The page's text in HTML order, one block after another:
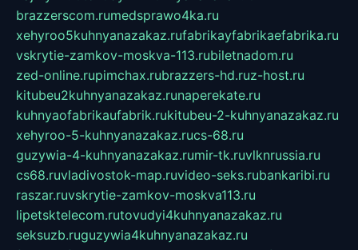
brazzerscom.rumedsprawo4ka.ru
xehyroo5kuhnyanazakaz.rufabrikayfabrikaefabrika.ru
vskrytie-zamkov-moskva-113.rubiletnadom.ru
zed-online.rupimchax.rubrazzers-hd.ruz-host.ru
kitubeu2kuhnyanazakaz.runaperekate.ru
kuhnyaofabrikaufabrik.rukitubeu-2-kuhnyanazakaz.ru
xehyroo-5-kuhnyanazakaz.rucs-68.ru
guzywia-4-kuhnyanazakaz.rumir-tk.ruvlknrussia.ru
cs68.ruvladivostok-map.ruvideo-seks.rubankaribi.ru
raszar.ruvskrytie-zamkov-moskva113.ru
lipetsktelecom.rutovudyi4kuhnyanazakaz.ru
seksuzb.ruguzywia4kuhnyanazakaz.ru